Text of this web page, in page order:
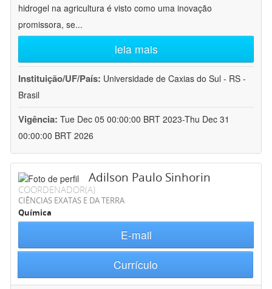
hidrogel na agricultura é visto como uma inovação
promissora, se...
leia mais
Instituição/UF/País: Universidade de Caxias do Sul - RS -
Brasil
Vigência: Tue Dec 05 00:00:00 BRT 2023-Thu Dec 31
00:00:00 BRT 2026
Adilson Paulo Sinhorin
COORDENADOR(A)
CIÊNCIAS EXATAS E DA TERRA
Química
E-mail
Currículo